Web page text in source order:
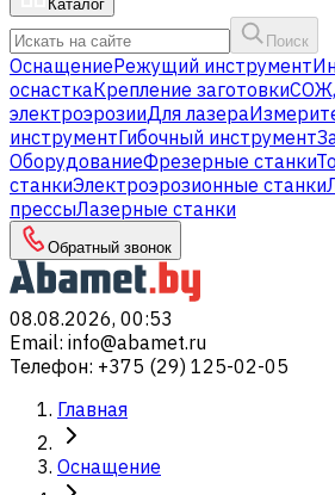
Каталог
Поиск
ОснащениеРежущий инструмент
оснасткаКрепление заготовки
электроэрозииДля лазера
инструментГибочный инструмент
ОборудованиеФрезерные станки
станкиЭлектроэрозионные станки
прессыЛазерные станки
Обратный звонок
08.08.2026, 00:53
Email: info@abamet.ru
Телефон: +375 (29) 125-02-05
Главная
Оснащение